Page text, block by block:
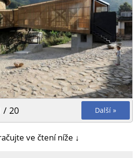
Další »
/ 20
ve čtení níže ↓